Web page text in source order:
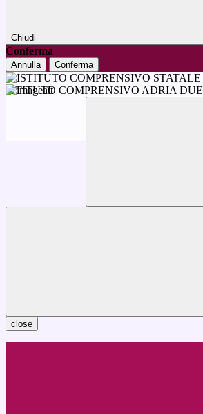
Chiudi
Conferma
Annulla Conferma
ISTITUTO COMPRENSIVO ADRIA DUE
close